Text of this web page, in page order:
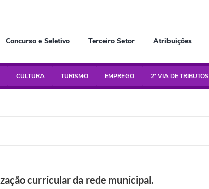
Concurso e Seletivo Terceiro Setor Atribuições
CULTURA TURISMO EMPREGO 2ª VIA DE TRIBUTOS
curricular da rede municipal.